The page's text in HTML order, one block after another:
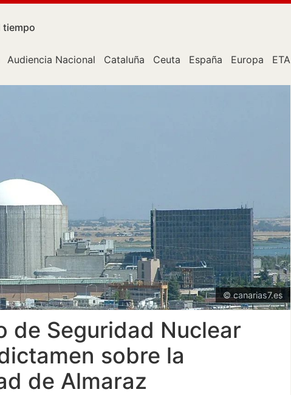
tiempo
Audiencia Nacional Cataluña Ceuta España Europa ETA
© canarias7.es
de Seguridad Nuclear
sobre la
de Almaraz